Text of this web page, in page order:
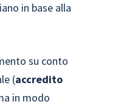
in base alla
su conto
(accredito
in modo